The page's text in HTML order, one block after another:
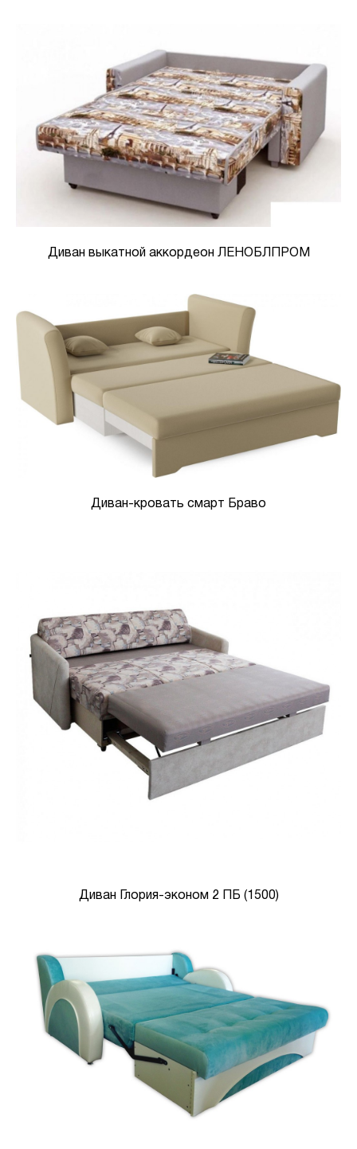
Диван выкатной аккордеон ЛЕНОБЛПРОМ
Диван-кровать смарт Браво
Диван Глория-эконом 2 ПБ (1500)